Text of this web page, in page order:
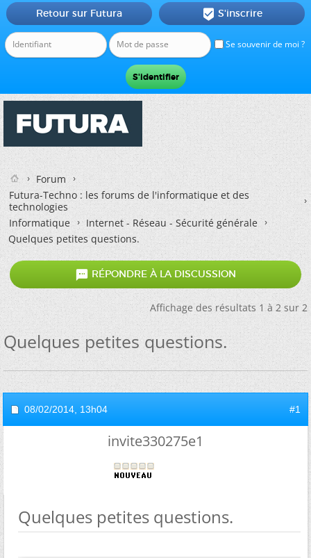
Se souvenir de moi ?
Retour sur Futura  S'inscrire
Forum
Futura-Techno : les forums de l'informatique et des
technologies
Informatique
Internet - Réseau - Sécurité générale
Quelques petites questions.
 RÉPONDRE À LA DISCUSSION
Affichage des résultats 1 à 2 sur 2
Quelques petites questions.
08/02/2014, 13h04 #1
invite330275e1
Quelques petites questions.